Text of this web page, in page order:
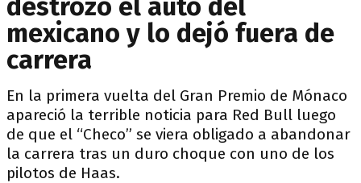
destrozó el auto del
mexicano y lo dejó fuera de
carrera
En la primera vuelta del Gran Premio de Mónaco
apareció la terrible noticia para Red Bull luego
de que el “Checo” se viera obligado a abandonar
la carrera tras un duro choque con uno de los
pilotos de Haas.